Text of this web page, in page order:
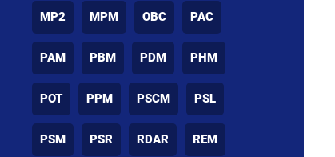
MP2 MPM OBC PAC
PAM PBM PDM PHM
POT PPM PSCM PSL
PSM PSR RDAR REM